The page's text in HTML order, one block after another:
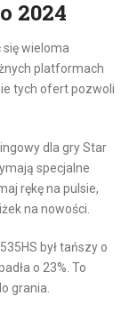
2024
się wieloma
platformach
tych ofert pozwoli
dla gry Star
specjalne
rękę na pulsie,
na nowości.
był tańszy o
o 23%. To
grania.